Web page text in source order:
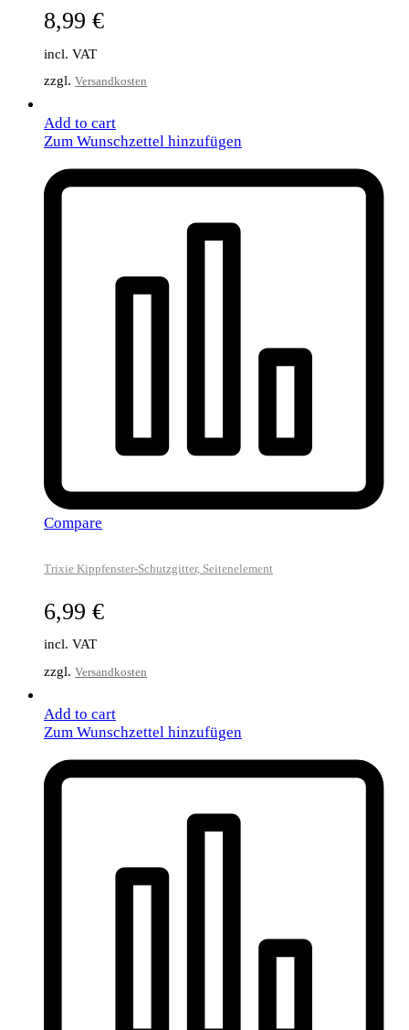
8,99 €
incl. VAT
zzgl. Versandkosten
Add to cart
Zum Wunschzettel hinzufügen
Compare
Trixie Kippfenster-Schutzgitter, Seitenelement
6,99 €
incl. VAT
zzgl. Versandkosten
Add to cart
Zum Wunschzettel hinzufügen